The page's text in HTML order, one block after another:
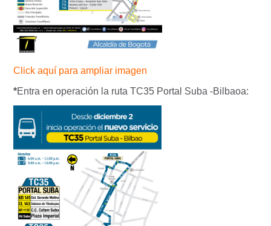
Click aquí para ampliar imagen
*Entra en operación la ruta TC35 Portal Suba -Bilbaoa: